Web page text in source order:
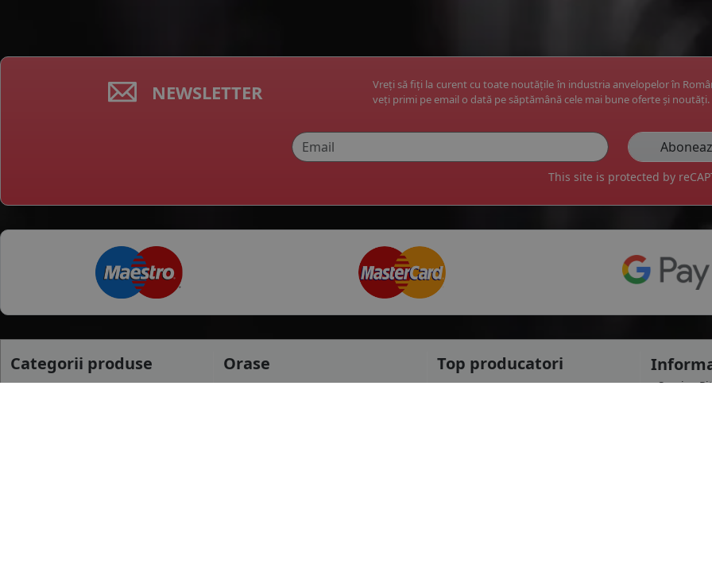
NEWSLETTER
Vreți să fiți la curent cu toate noutățile în industria anvelopelor în
veți primi pe email o dată pe săptămână cele mai bune oferte și noutăți.
This site is protected by
Categorii produse Orase Top producatori
Service